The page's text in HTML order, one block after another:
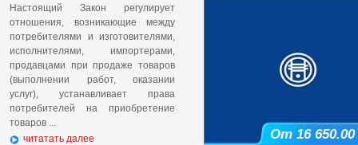
Настоящий Закон регулирует
отношения, возникающие между
потребителями и изготовителями,
исполнителями, импортерами,
продавцами при продаже товаров
(выполнении работ, оказании
услуг), устанавливает права
потребителей на приобретение
товаров ...
читатать далее
От 16 650.00